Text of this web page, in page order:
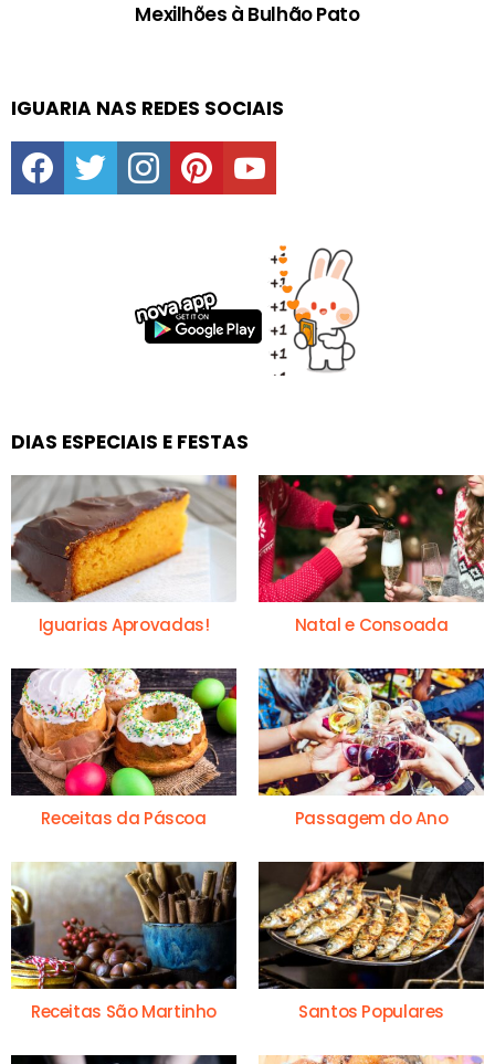
Mexilhões à Bulhão Pato
IGUARIA NAS REDES SOCIAIS
facebooktwitter instagrampinterestyoutube
DIAS ESPECIAIS E FESTAS
Iguarias Aprovadas! Natal e Consoada
Receitas da Páscoa Passagem do Ano
Receitas São Martinho Santos Populares